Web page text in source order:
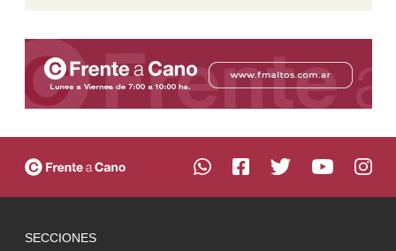
SECCIONES